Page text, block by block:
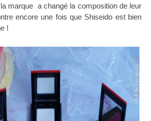
marque a changé la composition de leur
encore une fois que Shiseido est bien
!